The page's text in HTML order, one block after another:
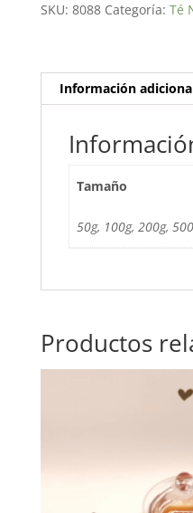
SKU: 8088 Categoría: Té
Información
Tamaño
50g, 100g, 200g,
Productos